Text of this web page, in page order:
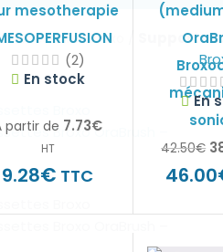
Broxo Support
mesotherapie
(2)
En stock
partir de 7.73€
HT
9.28€ TTC
En
42.50€
46.00